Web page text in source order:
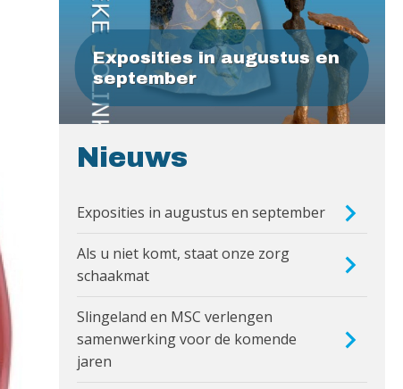
Exposities in augustus en
september
Nieuws
Exposities in augustus en september
Als u niet komt, staat onze zorg
schaakmat
Slingeland en MSC verlengen
samenwerking voor de komende
jaren